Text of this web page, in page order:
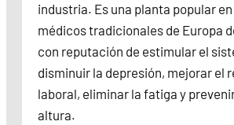
industria. Es una planta popular
médicos tradicionales de Europa
con reputación de estimular el
disminuir la depresión, mejorar el
laboral, eliminar la fatiga y
altura.